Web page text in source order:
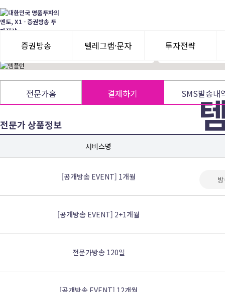
증권방송
수익률뽐내기
이용후기
텔레그램·문자
3일 무료체험
이용후기
투자전략
금융투자수료증 (2015)
가치투자+기술적추세매매로 효율성극대화!
전문가홈 결제하기 SMS발송내
전문가 상품정보
서비스명
[공개방송 EVENT] 1개월
[공개방송 EVENT] 2+1개월
전문가방송 120일
[공개방송 EVENT] 12개월